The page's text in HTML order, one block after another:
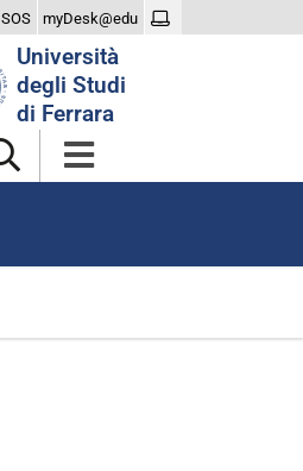
SOS myDesk@edu
Università
degli Studi
di Ferrara